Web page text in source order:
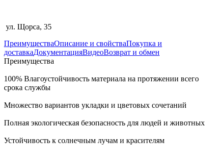
ул. Щорса, 35
ПреимуществаОписание и свойстваПокупка и
доставкаДокументацияВидеоВозврат и обмен
Преимущества
100% Влагоустойчивость материала на протяжении всего
срока службы
Множество вариантов укладки и цветовых сочетаний
Полная экологическая безопасность для людей и животных
Устойчивость к солнечным лучам и красителям